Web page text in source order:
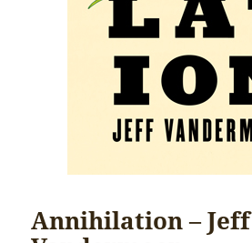
Annihilation – Jeff